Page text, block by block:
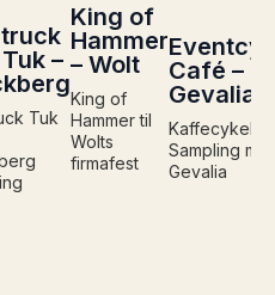
–
Tuk
King of
Hammer
– Wolt
King of
Hammer til
Wolts
firmafest
Café –
Gevalia
Kaffecykel
Sampling
Gevalia